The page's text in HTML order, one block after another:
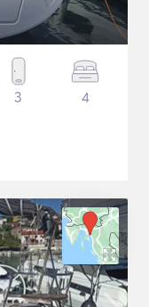
3 4